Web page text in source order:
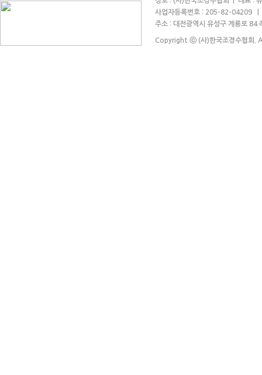
사업자등록번호 : 205-82-04209 |
주소 : 대전광역시 유성구 계룡로
Copyright ⓒ (사)한국조경수협회